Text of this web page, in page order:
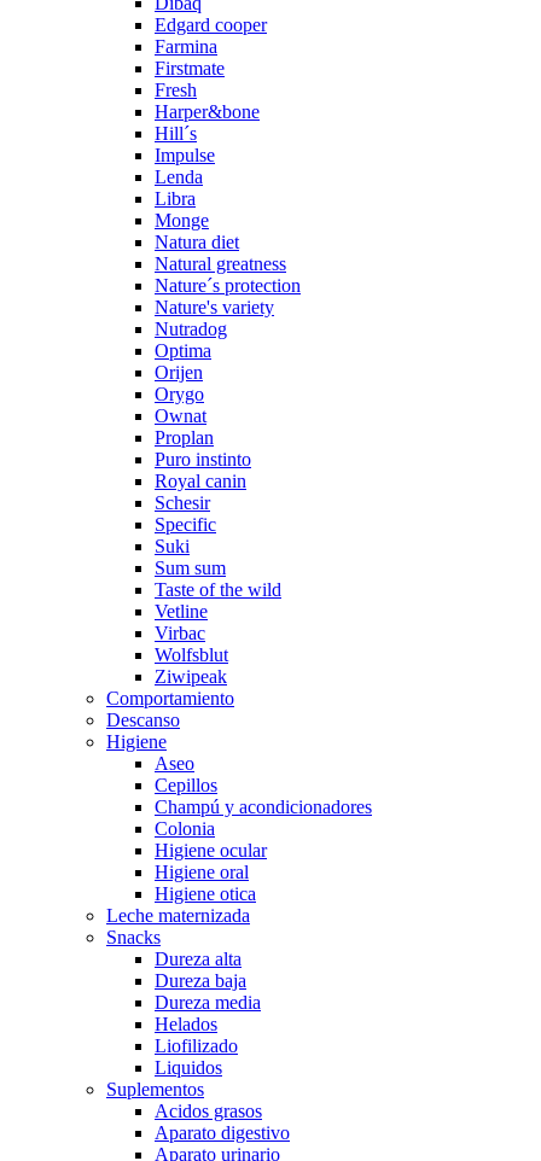
Edgard cooper
Farmina
Firstmate
Fresh
Harper&bone
Hill´s
Impulse
Lenda
Libra
Monge
Natura diet
Natural greatness
Nature´s protection
Nature's variety
Nutradog
Optima
Orijen
Orygo
Ownat
Proplan
Puro instinto
Royal canin
Schesir
Specific
Suki
Sum sum
Taste of the wild
Vetline
Virbac
Wolfsblut
Ziwipeak
Comportamiento
Descanso
Higiene
Aseo
Cepillos
Champú y acondicionadores
Colonia
Higiene ocular
Higiene oral
Higiene otica
Leche maternizada
Snacks
Dureza alta
Dureza baja
Dureza media
Helados
Liofilizado
Liquidos
Suplementos
Acidos grasos
Aparato digestivo
Aparato urinario